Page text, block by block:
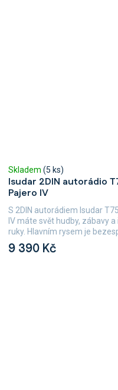
Isudar 2DIN autorádio
Pajero IV
Skladem (5 ks)
9 390 Kč
S 2DIN autorádiem Isudar
IV máte svět hudby, zábavy
ruky. Hlavním rysem je